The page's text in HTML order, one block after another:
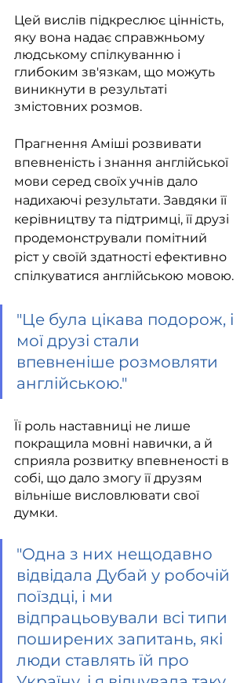
Цей вислів підкреслює цінність,
яку вона надає справжньому
людському спілкуванню і
глибоким зв'язкам, що можуть
виникнути в результаті
змістовних розмов.
Прагнення Аміші розвивати
впевненість і знання англійської
мови серед своїх учнів дало
надихаючі результати. Завдяки її
керівництву та підтримці, її друзі
продемонстрували помітний
ріст у своїй здатності ефективно
спілкуватися англійською мовою.
"Це була цікава подорож, і
мої друзі стали
впевненіше розмовляти
англійською."
Її роль наставниці не лише
покращила мовні навички, а й
сприяла розвитку впевненості в
собі, що дало змогу її друзям
вільніше висловлювати свої
думки.
"Одна з них нещодавно
відвідала Дубай у робочій
поїздці, і ми
відпрацьовували всі типи
поширених запитань, які
люди ставлять їй про